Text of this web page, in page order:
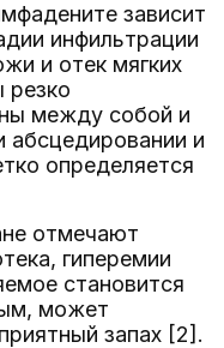
зависит
инфильтрации
и отек мягких
резко
между собой и
и
определяется
отмечают
гиперемии
становится
может
запах [2].